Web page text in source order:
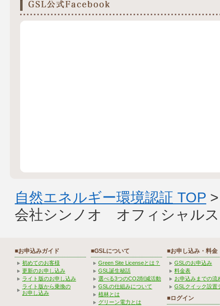
自然エネルギー環境認証 TOP
会社シンノオ オフィシャル
■お申込みガイド
初めてのお客様
更新のお申し込み
ライト版のお申し込み
ライト版から乗換の
お申し込み
■GSLについて
Green Site Licenseとは？
GSL誕生秘話
選べる3つのCO2削減活動
GSLの仕組みについて
植林とは
グリーン電力とは
■お申し込み・料金
GSLのお申込み
料金表
お申込みまでの流
GSLクイック設置
■ログイン